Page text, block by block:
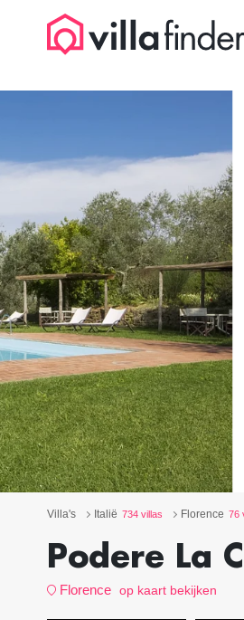
Villa's Italië 734 villas Florence 76
Podere La
Florence op kaart bekijken